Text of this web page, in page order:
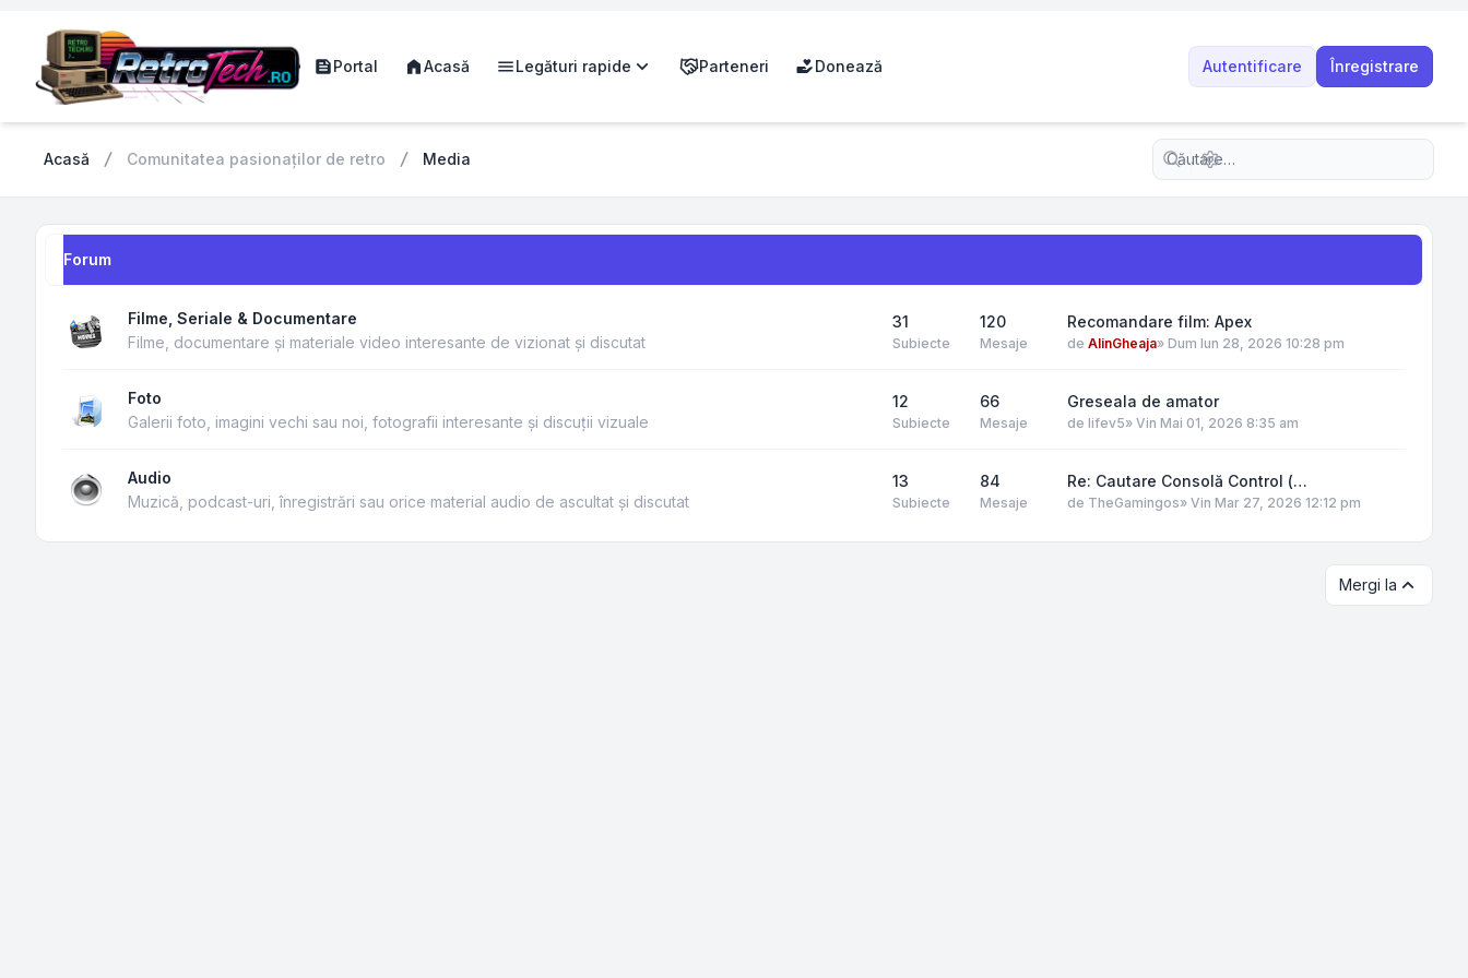
Portal Acasă Legături rapide Parteneri Donează Autentificare Înregistrare
Acasă Comunitatea pasionaților de retro Media Căutare avansată
Forum
Filme, Seriale & Documentare
Filme, documentare și materiale video interesante de vizionat și discutat
31
Subiecte
120
Mesaje
Recomandare film: Apex
de AlinGheaja» Dum Iun 28, 2026 10:28 pm
Foto
Galerii foto, imagini vechi sau noi, fotografii interesante și discuții vizuale
12
Subiecte
66
Mesaje
Greseala de amator
de lifev5» Vin Mai 01, 2026 8:35 am
Audio
Muzică, podcast-uri, înregistrări sau orice material audio de ascultat și discutat
13
Subiecte
84
Mesaje
Re: Cautare Consolă Control (…
de TheGamingos» Vin Mar 27, 2026 12:12 pm
Mergi la